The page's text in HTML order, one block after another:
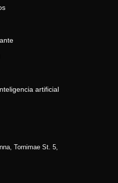
artificial
Tornimаe St. 5,